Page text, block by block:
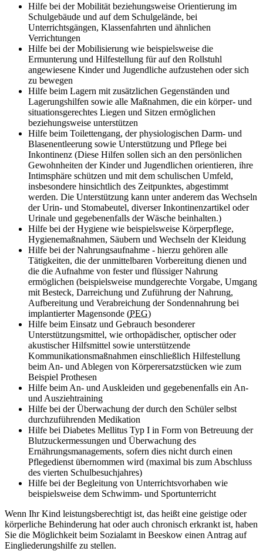
Hilfe bei der Mobilität beziehungsweise Orientierung im
Schulgebäude und auf dem Schulgelände, bei
Unterrichtsgängen, Klassenfahrten und ähnlichen
Verrichtungen
Hilfe bei der Mobilisierung wie beispielsweise die
Ermunterung und Hilfestellung für auf den Rollstuhl
angewiesene Kinder und Jugendliche aufzustehen oder sich
zu bewegen
Hilfe beim Lagern mit zusätzlichen Gegenständen und
Lagerungshilfen sowie alle Maßnahmen, die ein körper- und
situationsgerechtes Liegen und Sitzen ermöglichen
beziehungsweise unterstützen
Hilfe beim Toilettengang, der physiologischen Darm- und
Blasenentleerung sowie Unterstützung und Pflege bei
Inkontinenz (Diese Hilfen sollen sich an den persönlichen
Gewohnheiten der Kinder und Jugendlichen orientieren, ihre
Intimsphäre schützen und mit dem schulischen Umfeld,
insbesondere hinsichtlich des Zeitpunktes, abgestimmt
werden. Die Unterstützung kann unter anderem das Wechseln
der Urin- und Stomabeutel, diverser Inkontinenzartikel oder
Urinale und gegebenenfalls der Wäsche beinhalten.)
Hilfe bei der Hygiene wie beispielsweise Körperpflege,
Hygienemaßnahmen, Säubern und Wechseln der Kleidung
Hilfe bei der Nahrungsaufnahme - hierzu gehören alle
Tätigkeiten, die der unmittelbaren Vorbereitung dienen und
die die Aufnahme von fester und flüssiger Nahrung
ermöglichen (beispielsweise mundgerechte Vorgabe, Umgang
mit Besteck, Darreichung und Zuführung der Nahrung,
Aufbereitung und Verabreichung der Sondennahrung bei
implantierter Magensonde (PEG)
Hilfe beim Einsatz und Gebrauch besonderer
Unterstützungsmittel, wie orthopädischer, optischer oder
akustischer Hilfsmittel sowie unterstützende
Kommunikationsmaßnahmen einschließlich Hilfestellung
beim An- und Ablegen von Körperersatzstücken wie zum
Beispiel Prothesen
Hilfe beim An- und Auskleiden und gegebenenfalls ein An-
und Ausziehtraining
Hilfe bei der Überwachung der durch den Schüler selbst
durchzuführenden Medikation
Hilfe bei Diabetes Mellitus Typ I in Form von Betreuung der
Blutzuckermessungen und Überwachung des
Ernährungsmanagements, sofern dies nicht durch einen
Pflegedienst übernommen wird (maximal bis zum Abschluss
des vierten Schulbesuchjahres)
Hilfe bei der Begleitung von Unterrichtsvorhaben wie
beispielsweise dem Schwimm- und Sportunterricht
Wenn Ihr Kind leistungsberechtigt ist, das heißt eine geistige oder
körperliche Behinderung hat oder auch chronisch erkrankt ist, haben
Sie die Möglichkeit beim Sozialamt in Beeskow einen Antrag auf
Eingliederungshilfe zu stellen.